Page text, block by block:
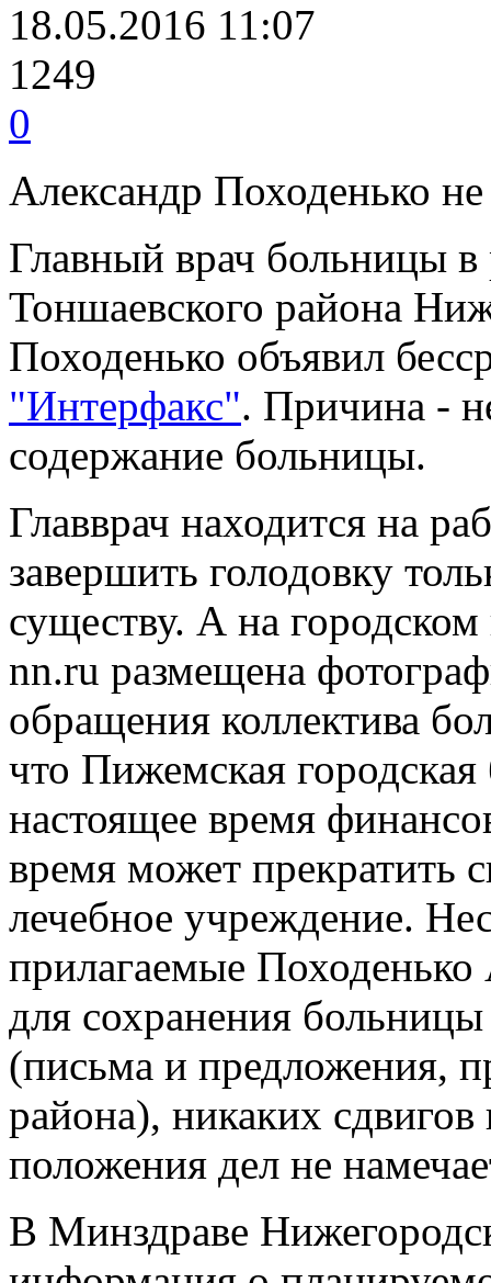
18.05.2016 11:07
1249
0
Александр Походенько
Главный врач больницы
Тоншаевского района
Походенько объявил
"Интерфакс". Причина -
содержание больницы.
Главврач находится на
завершить голодовку
существу. А на
nn.ru размещена
обращения коллектива
что Пижемская
настоящее время
время может прекратить
лечебное учреждение.
прилагаемые
для сохранения
(письма и предложения,
района), никаких
положения дел не
В Минздраве